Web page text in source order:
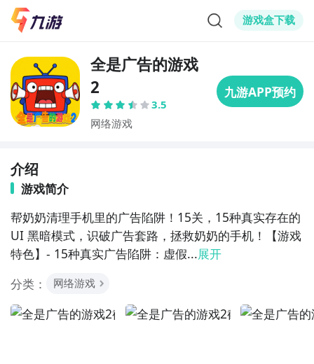
游戏盒下载
全是广告的游戏
2
3.5
网络游戏
介绍
游戏简介
帮奶奶清理手机里的广告陷阱！15关，15种真实存在的
UI 黑暗模式，识破广告套路，拯救奶奶的手机！【游戏
特色】- 15种真实广告陷阱：虚假...展开
分类：
网络游戏